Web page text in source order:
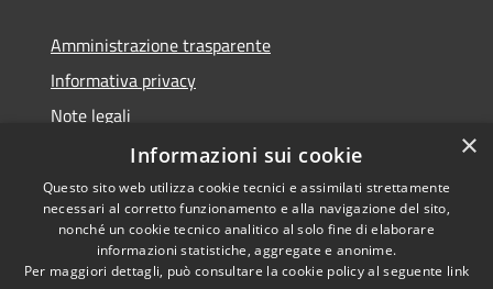
Amministrazione trasparente
Informativa privacy
Note legali
Dichiarazione di accessibilità
RSS
Copyright © 2026 • Comune di
×
Informazioni sui cookie
Questo sito web utilizza cookie tecnici e assimilati strettamente
necessari al corretto funzionamento e alla navigazione del sito,
nonché un cookie tecnico analitico al solo fine di elaborare
informazioni statistiche, aggregate e anonime.
Per maggiori dettagli, può consultare la cookie policy al seguente link